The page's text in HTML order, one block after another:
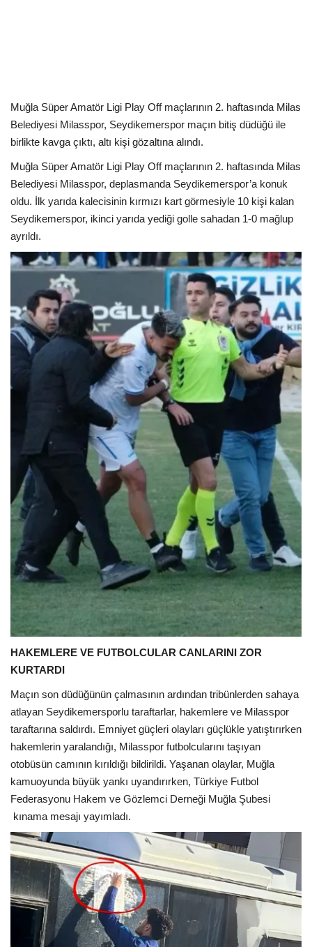
Gündem
Dünya
Muğla Süper Amatör Ligi Play Off maçlarının 2. haftasında Milas
Belediyesi Milasspor, Seydikemerspor maçın bitiş düdüğü ile
birlikte kavga çıktı, altı kişi gözaltına alındı.
Muğla Süper Amatör Ligi Play Off maçlarının 2. haftasında Milas
Belediyesi Milasspor, deplasmanda Seydikemerspor’a konuk
oldu. İlk yarıda kalecisinin kırmızı kart görmesiyle 10 kişi kalan
Seydikemerspor, ikinci yarıda yediği golle sahadan 1-0 mağlup
ayrıldı.
HAKEMLERE VE FUTBOLCULAR CANLARINI ZOR
KURTARDI
Maçın son düdüğünün çalmasının ardından tribünlerden sahaya
atlayan Seydikemersporlu taraftarlar, hakemlere ve Milasspor
taraftarına saldırdı. Emniyet güçleri olayları güçlükle yatıştırırken
hakemlerin yaralandığı, Milasspor futbolcularını taşıyan
otobüsün camının kırıldığı bildirildi. Yaşanan olaylar, Muğla
kamuoyunda büyük yankı uyandırırken, Türkiye Futbol
Federasyonu Hakem ve Gözlemci Derneği Muğla Şubesi
kınama mesajı yayımladı.